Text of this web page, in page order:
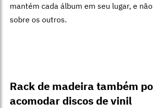
mantém cada álbum em seu lugar, e
sobre os outros.
Rack de madeira também
acomodar discos de vinil